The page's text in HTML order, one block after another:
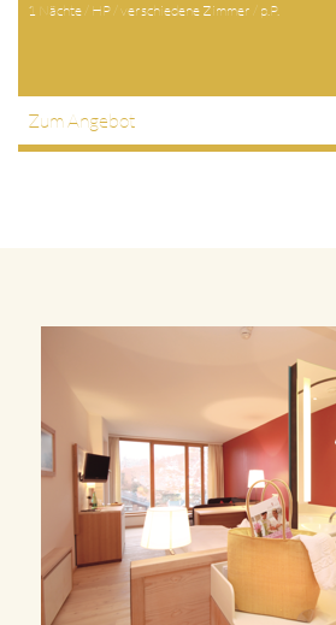
1 Nächte / HP / verschiedene Zimmer / p.P.
Zum Angebot